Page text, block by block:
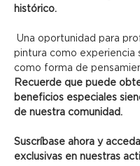
histórico.
pintura como experiencia
como forma de
Recuerde que puede
beneficios especiales
de nuestra comunidad.
Suscríbase ahora y
exclusivas en nuestras